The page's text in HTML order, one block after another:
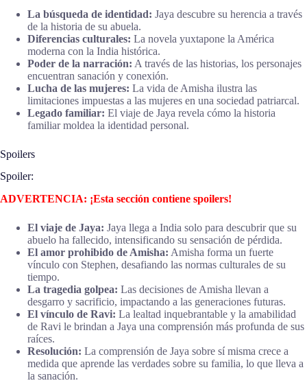
La búsqueda de identidad: Jaya descubre su herencia a través
de la historia de su abuela.
Diferencias culturales: La novela yuxtapone la América
moderna con la India histórica.
Poder de la narración: A través de las historias, los personajes
encuentran sanación y conexión.
Lucha de las mujeres: La vida de Amisha ilustra las
limitaciones impuestas a las mujeres en una sociedad patriarcal.
Legado familiar: El viaje de Jaya revela cómo la historia
familiar moldea la identidad personal.
Spoilers
Spoiler:
ADVERTENCIA: ¡Esta sección contiene spoilers!
El viaje de Jaya: Jaya llega a India solo para descubrir que su
abuelo ha fallecido, intensificando su sensación de pérdida.
El amor prohibido de Amisha: Amisha forma un fuerte
vínculo con Stephen, desafiando las normas culturales de su
tiempo.
La tragedia golpea: Las decisiones de Amisha llevan a
desgarro y sacrificio, impactando a las generaciones futuras.
El vínculo de Ravi: La lealtad inquebrantable y la amabilidad
de Ravi le brindan a Jaya una comprensión más profunda de sus
raíces.
Resolución: La comprensión de Jaya sobre sí misma crece a
medida que aprende las verdades sobre su familia, lo que lleva a
la sanación.